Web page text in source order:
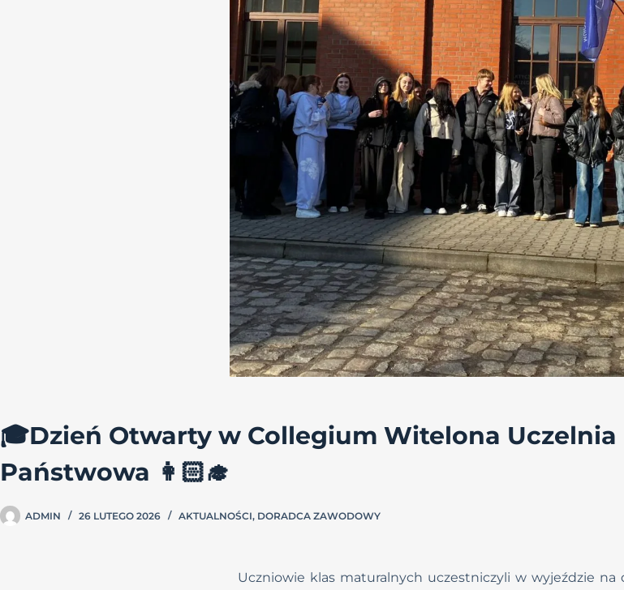
🎓Dzień Otwarty w Collegium Witelona Uczelnia
Państwowa 👩🏻‍🎓
ADMIN 26 LUTEGO 2026 AKTUALNOŚCI, DORADCA ZAWODOWY
Uczniowie klas maturalnych uczestniczyli w wyjeździe na